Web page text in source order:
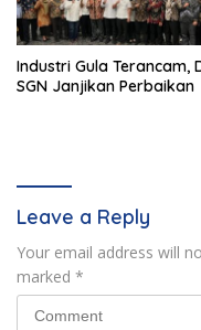
Industri Gula Terancam,
SGN Janjikan Perbaikan
Leave a Reply
Your email address will
marked *